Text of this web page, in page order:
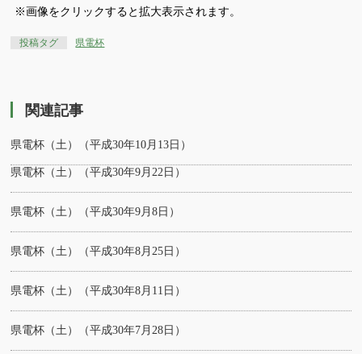
※画像をクリックすると拡大表示されます。
投稿タグ 県電杯
関連記事
県電杯（土）（平成30年10月13日）
県電杯（土）（平成30年9月22日）
県電杯（土）（平成30年9月8日）
県電杯（土）（平成30年8月25日）
県電杯（土）（平成30年8月11日）
県電杯（土）（平成30年7月28日）